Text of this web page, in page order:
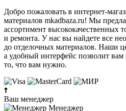
Добро пожаловать в интернет-
материалов mkadbaza.ru! Мы
ассортимент высококачественных
и ремонта. У нас вы найдете все
до отделочных материалов. Наши
а удобный интерфейс позволит вам
то, что вам нужно.
Ваш менеджер
Менеджер